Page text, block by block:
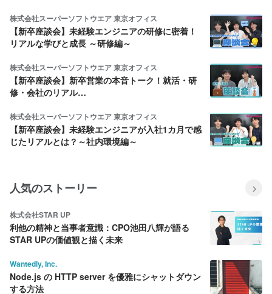
株式会社スーパーソフトウエア 東京オフィス
【新卒座談会】未経験エンジニアの研修に密着！
リアルな学びと成長 ～研修編～
株式会社スーパーソフトウエア 東京オフィス
【新卒座談会】新卒営業の本音トーク！就活・研
修・会社のリアル…
株式会社スーパーソフトウエア 東京オフィス
【新卒座談会】未経験エンジニアが入社1カ月で感
じたリアルとは？～社内環境編～
人気のストーリー
株式会社STAR UP
利他の精神と当事者意識：CPO池田八輝が語る
STAR UPの価値観と描く未来
Wantedly, Inc.
Node.js の HTTP server を優雅にシャットダウン
する方法